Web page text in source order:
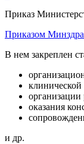
Приказ
Приказом
В нем закреплен
клинической
оказания
и др.